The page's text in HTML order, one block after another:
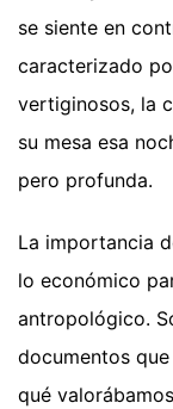
se siente en
caracterizado
vertiginosos, la
su mesa esa
pero profunda.
La importancia
lo económico
antropológico.
documentos
qué